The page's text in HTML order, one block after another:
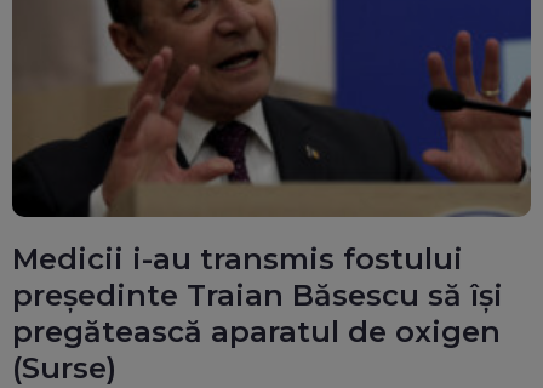
Medicii i-au transmis fostului
președinte Traian Băsescu să își
pregătească aparatul de oxigen
(Surse)